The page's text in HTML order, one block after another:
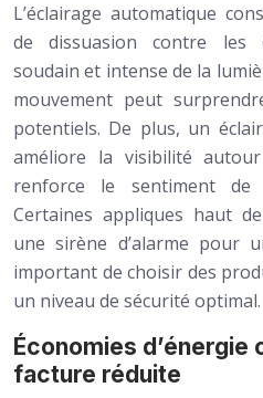
L’éclairage automatique
de dissuasion contre les
soudain et intense de la
mouvement peut
potentiels. De plus, un
améliore la visibilité
renforce le sentiment de
Certaines appliques haut
une sirène d’alarme pour
important de choisir des
un niveau de sécurité optimal.
Économies d’énergie
facture réduite